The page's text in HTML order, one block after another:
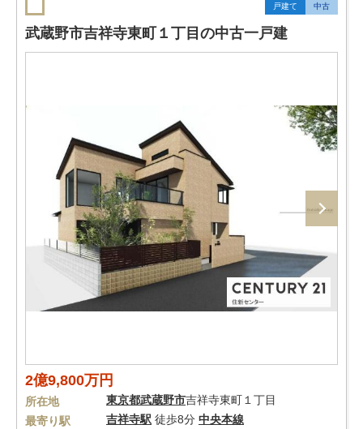
戸建て 中古
武蔵野市吉祥寺東町１丁目の中古一戸建
2億9,800万円
所在地 東京都武蔵野市吉祥寺東町１丁目
最寄り駅
吉祥寺駅 徒歩8分 中央本線